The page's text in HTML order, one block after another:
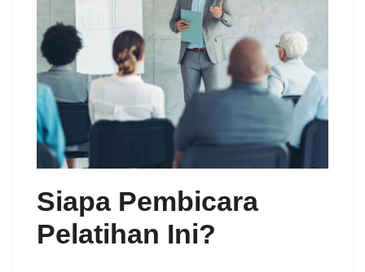
Siapa Pembicara
Pelatihan Ini?